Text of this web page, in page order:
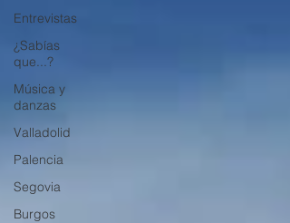
Entrevistas
¿Sabías
que...?
Música y
danzas
Valladolid
Palencia
Segovia
Burgos